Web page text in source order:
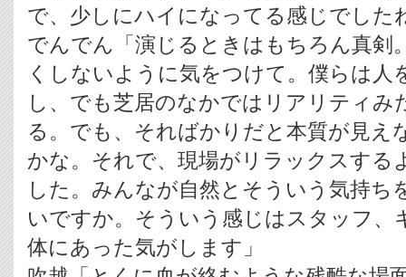
で、少しにハイになってる感じでした
でんでん「演じるときはもちろん真剣
くしないように気をつけて。僕らは人
し、でも芝居のなかではリアリティみ
る。でも、そればかりだと本質が見え
かな。それで、現場がリラックスする
した。みんなが自然とそういう気持ち
いですか。そういう感じはスタッフ、
体にあった気がします」